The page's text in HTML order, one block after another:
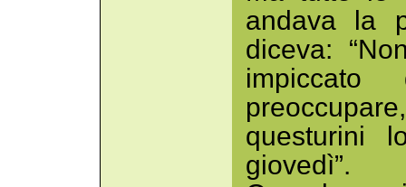
andava la
diceva:
questurini
giovedì”.